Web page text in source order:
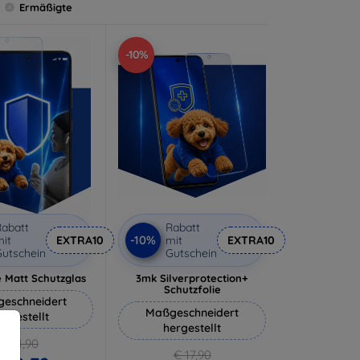
Ermäßigte
EXTRA10
Matt Schutzglas
€ 11,90
-10%
-10%
Rabatt
mit
Gutschein
EXTRA10
3mk Silverprotection+
Schutzfolie
Maßgeschneidert
hergestellt
€ 17,90